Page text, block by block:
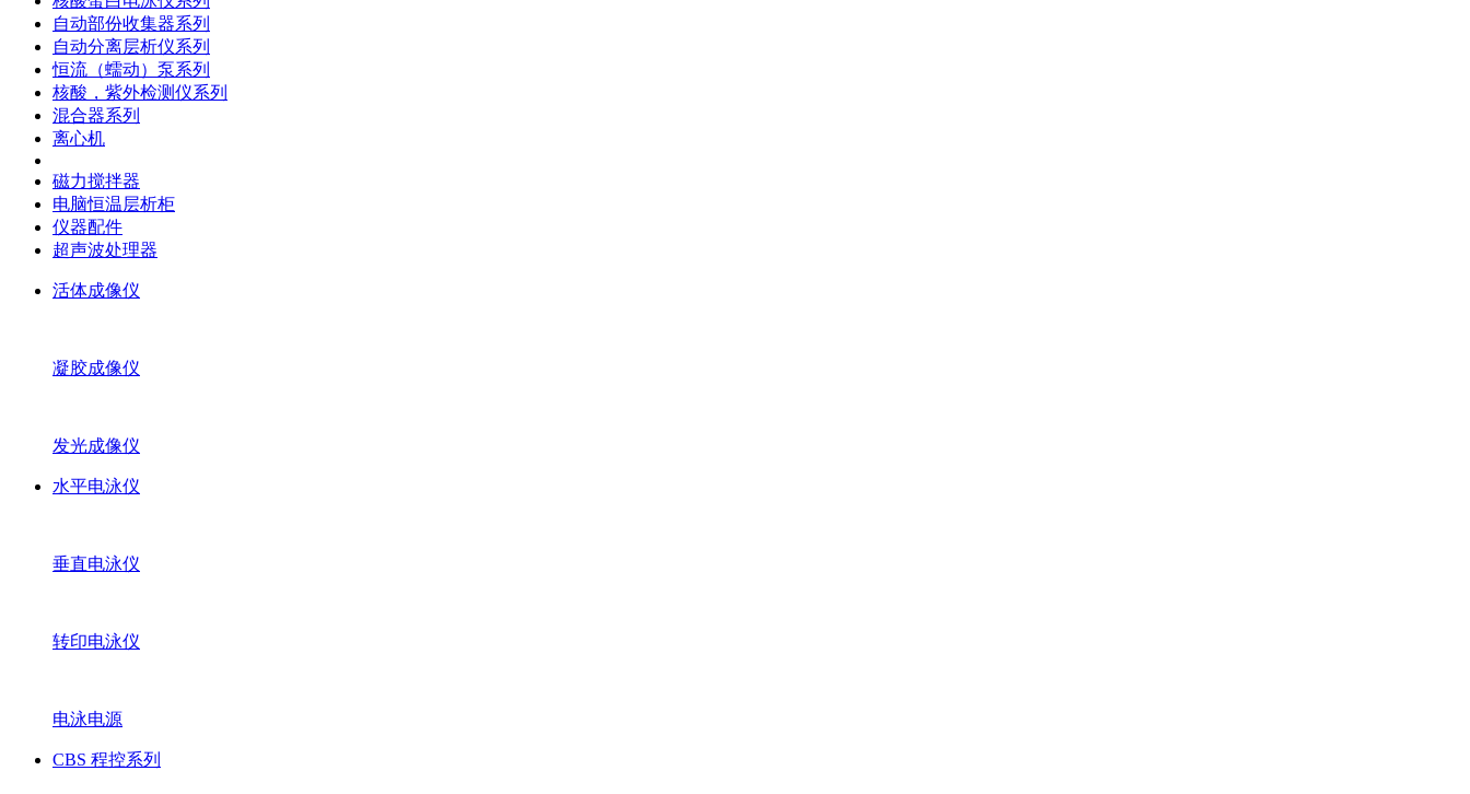
自动部份收集器系列
自动分离层析仪系列
恒流（蠕动）泵系列
核酸，紫外检测仪系列
混合器系列
离心机
磁力搅拌器
电脑恒温层析柜
仪器配件
超声波处理器
活体成像仪
凝胶成像仪
发光成像仪
水平电泳仪
垂直电泳仪
转印电泳仪
电泳电源
CBS 程控系列